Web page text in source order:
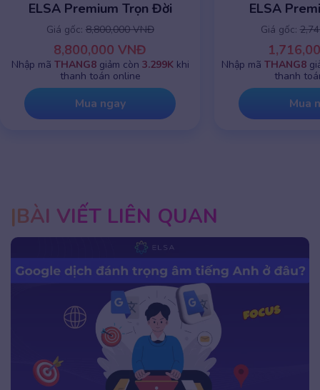
ELSA Premium Trọn Đời
Giá gốc: 8,800,000 VNĐ
8,800,000 VNĐ
Nhập mã THANG8giảm còn 3.299Kkhi
thanh toán online
Mua ngay
ELSA
Giá gốc:
Nhập mã THANG8
thanh
Mua
BÀI VIẾT LIÊN QUAN